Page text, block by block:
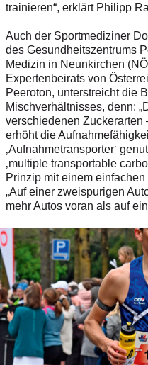
trainieren“, erklärt Philipp
Auch der Sportmediziner
des Gesundheitszentrums
Medizin in Neunkirchen
Expertenbeirats von
Peeroton, unterstreicht die
Mischverhältnisses, denn:
verschiedenen Zuckerarten
erhöht die
‚Aufnahmetransporter‘
‚multiple transportable
Prinzip mit einem
„Auf einer zweispurigen
mehr Autos voran als auf